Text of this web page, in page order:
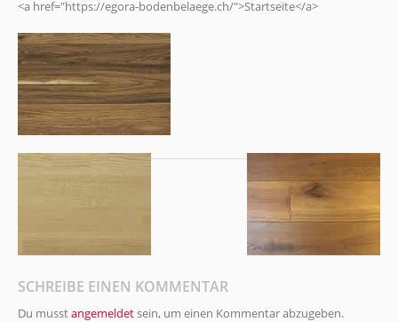
<a href="https://egora-bodenbelaege.ch/">Startseite</a>
SCHREIBE EINEN KOMMENTAR
Du musstangemeldetsein, um einen Kommentar abzugeben.